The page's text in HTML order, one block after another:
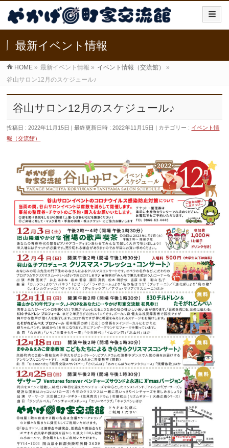
最新イベント情報
HOME » 最新イベント情報 » イベント情報（交流館）
»
谷山サロン12月のスケジュール♪
谷山サロン12月のスケジュール♪
投稿日 : 2022年11月15日 最終更新日時 : 2022年11月15日 カテゴリー : イベント情
報（交流館）